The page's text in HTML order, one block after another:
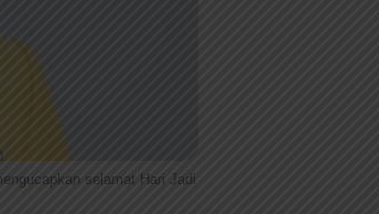
selamat Hari Jadi